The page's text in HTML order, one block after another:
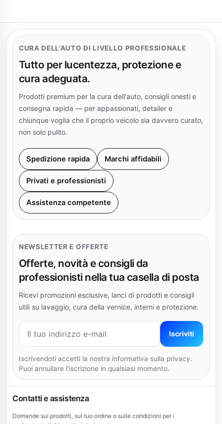
CURA DELL'AUTO DI LIVELLO PROFESSIONALE
Tutto per lucentezza, protezione e
cura adeguata.
Prodotti premium per la cura dell'auto, consigli onesti e
consegna rapida — per appassionati, detailer e
chiunque voglia che il proprio veicolo sia davvero curato,
non solo pulito.
Spedizione rapida Marchi affidabili
Privati e professionisti
Assistenza competente
NEWSLETTER E OFFERTE
Offerte, novità e consigli da
professionisti nella tua casella di posta
Ricevi promozioni esclusive, lanci di prodotti e consigli
utili su lavaggio, cura della vernice, interni e protezione.
Indirizzo e-mail
Iscriviti
Iscrivendoti accetti la nostra informativa sulla privacy.
Puoi annullare l'iscrizione in qualsiasi momento.
Contatti e assistenza
Domande sui prodotti, sul tuo ordine o sulle condizioni per i